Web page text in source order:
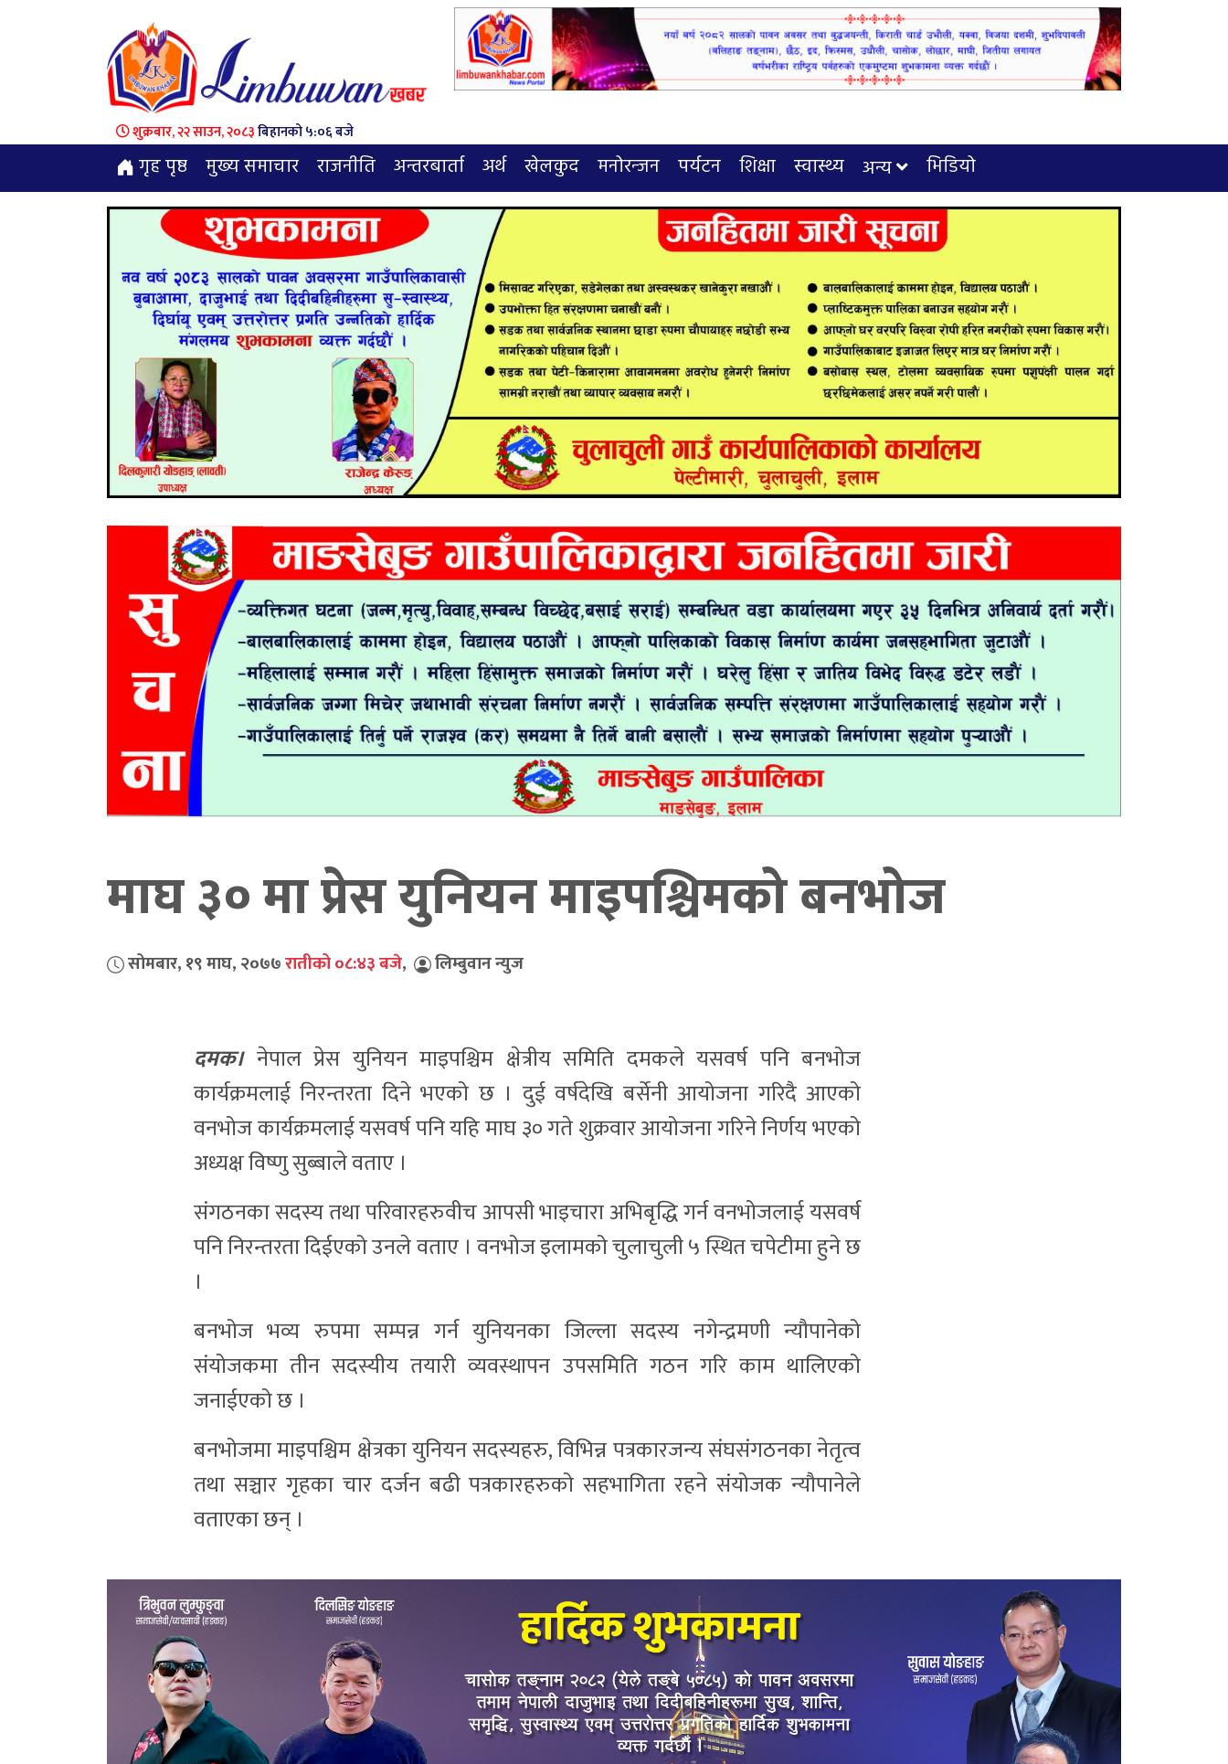
शुक्रबार, २२ साउन, २०८३बिहानको ५:०६ बजे
गृह पृष्ठ मुख्य समाचार राजनीति अन्तरबार्ता अर्थ खेलकुद मनोरन्जन पर्यटन शिक्षा स्वास्थ्य अन्य भिडियो
माघ ३० मा प्रेस युनियन माइपश्चिमको बनभोज
सोमबार, १९ माघ, २०७७रातीको ०८:४३ बजे, लिम्बुवान न्युज
दमक। नेपाल प्रेस युनियन माइपश्चिम क्षेत्रीय समिति दमकले यसवर्ष पनि बनभोज
कार्यक्रमलाई निरन्तरता दिने भएको छ । दुई वर्षदेखि बर्सेनी आयोजना गरिदै आएको
वनभोज कार्यक्रमलाई यसवर्ष पनि यहि माघ ३० गते शुक्रवार आयोजना गरिने निर्णय भएको
अध्यक्ष विष्णु सुब्बाले वताए ।
संगठनका सदस्य तथा परिवारहरुवीच आपसी भाइचारा अभिबृद्धि गर्न वनभोजलाई यसवर्ष
पनि निरन्तरता दिईएको उनले वताए । वनभोज इलामको चुलाचुली ५ स्थित चपेटीमा हुने छ
।
बनभोज भव्य रुपमा सम्पन्न गर्न युनियनका जिल्ला सदस्य नगेन्द्रमणी न्यौपानेको
संयोजकमा तीन सदस्यीय तयारी व्यवस्थापन उपसमिति गठन गरि काम थालिएको
जनाईएको छ ।
बनभोजमा माइपश्चिम क्षेत्रका युनियन सदस्यहरु, विभिन्न पत्रकारजन्य संघसंगठनका नेतृत्व
तथा सञ्चार गृहका चार दर्जन बढी पत्रकारहरुको सहभागिता रहने संयोजक न्यौपानेले
वताएका छन् ।